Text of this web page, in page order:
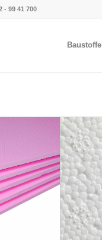
- 99 41 700
Baustoffe